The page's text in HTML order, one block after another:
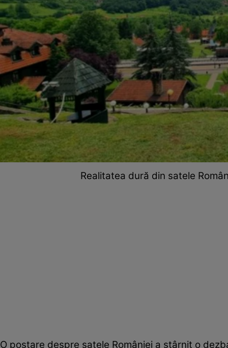
Realitatea dură din satele
O postare despre satele României a stârnit o